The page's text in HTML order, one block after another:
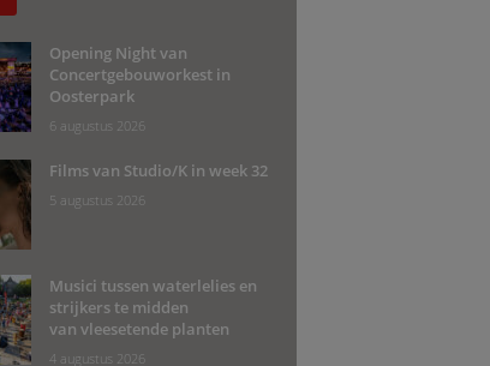
Opening Night van
Concertgebouworkest in
Oosterpark
6 augustus 2026
Films van Studio/K in week 32
5 augustus 2026
Musici tussen waterlelies en
strijkers te midden
van vleesetende planten
4 augustus 2026